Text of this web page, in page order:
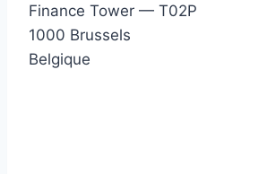
Finance Tower — T02P
1000 Brussels
Belgique